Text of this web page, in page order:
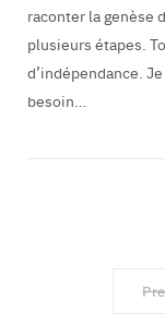
raconter la genèse
plusieurs étapes.
d’indépendance.
besoin…